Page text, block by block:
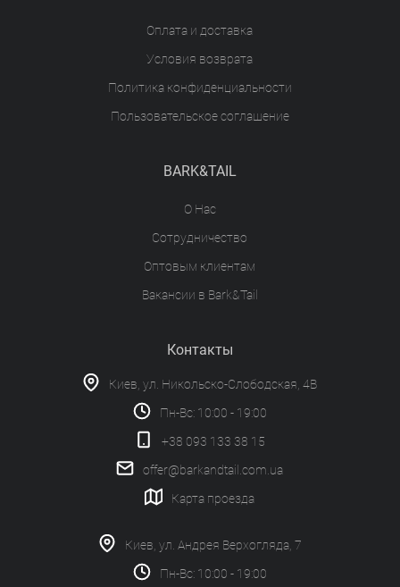
Оплата и доставка
Условия возврата
Политика конфиденциальности
Пользовательское соглашение
BARK&TAIL
О Нас
Сотрудничество
Оптовым клиентам
Вакансии в Bark&Tail
Контакты
Киев, ул. Никольско-Слободская, 4В
Пн-Вс: 10:00 - 19:00
+38 093 133 38 15
offer@barkandtail.com.ua
Карта проезда
Киев, ул. Андрея Верхогляда, 7
Пн-Вс: 10:00 - 19:00